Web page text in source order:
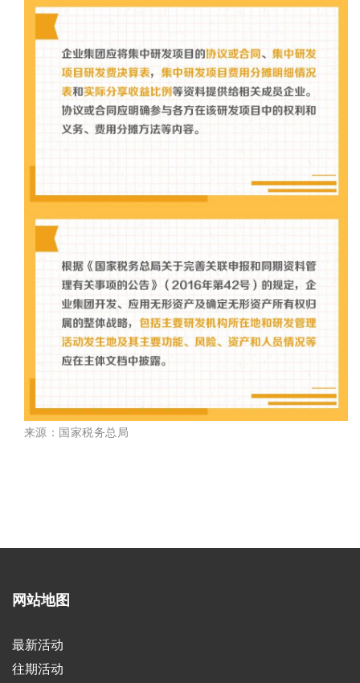
来源：国家税务总局
网站地图
最新活动
往期活动